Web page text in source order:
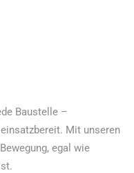
Baustelle –
Mit unseren
egal wie